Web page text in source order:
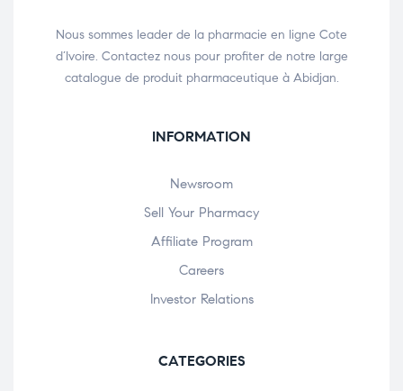
Nous sommes leader de la pharmacie en ligne Cote
d’Ivoire. Contactez nous pour profiter de notre large
catalogue de produit pharmaceutique à Abidjan.
INFORMATION
Newsroom
Sell Your Pharmacy
Affiliate Program
Careers
Investor Relations
CATEGORIES